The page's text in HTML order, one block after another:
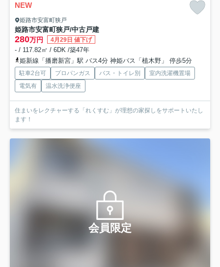
NEW
姫路市安富町狭戸
姫路市安富町狭戸/中古戸建
280万円 4月29日 値下げ
- / 117.82㎡ / 6DK /築47年
姫新線「播磨新宮」駅 バス4分 神姫バス「植木野」 停歩5分
駐車2台可 プロパンガス バス・トイレ別
室内洗濯機置場
電気有
温水洗浄便座
住まいをレクチャーする「れくすむ」が理想の家探しをサポートいたし
ます！
会員限定